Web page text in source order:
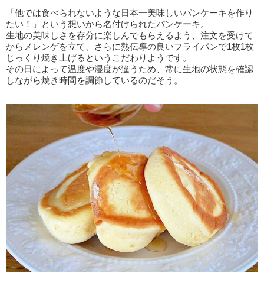
「他では食べられないような日本一美味しいパンケーキを作り
たい！」という想いから名付けられたパンケーキ。
生地の美味しさを存分に楽しんでもらえるよう、注文を受けて
からメレンゲを立て、さらに熱伝導の良いフライパンで1枚1枚
じっくり焼き上げるというこだわりようです。
その日によって温度や湿度が違うため、常に生地の状態を確認
しながら焼き時間を調節しているのだそう。